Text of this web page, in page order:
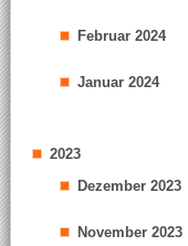
Februar 2024
Januar 2024
2023
Dezember 2023
November 2023